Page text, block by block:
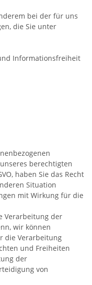
bei der für uns
die Sie unter
Informationsfreiheit
berechtigten
haben Sie das Recht
Situation
mit Wirkung für die
Verarbeitung der
wir können
die Verarbeitung
und Freiheiten
der
von